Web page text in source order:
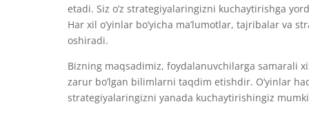
etadi. Siz o’z strategiyalaringizni kuchaytirishga
Har xil o’yinlar bo’yicha ma’lumotlar, tajribalar va
oshiradi.
Bizning maqsadimiz, foydalanuvchilarga samarali
zarur bo’lgan bilimlarni taqdim etishdir. O’yinlar
strategiyalaringizni yanada kuchaytirishingiz